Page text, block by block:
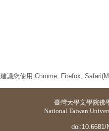
建議您使用 Chrome, Firefox,
臺灣大學文學院佛
National Taiwan
doi:10.6681/